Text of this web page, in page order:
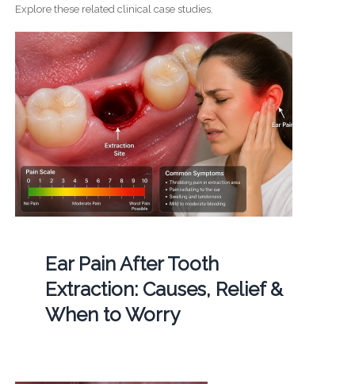
Explore these related clinical case studies.
Ear Pain After Tooth
Extraction: Causes, Relief &
When to Worry